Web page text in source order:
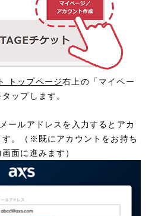
トップページ右上の「マイペー
ップします。
ールアドレスを入力するとアカ
す。（※既にアカウントをお持ち
面に進みます）